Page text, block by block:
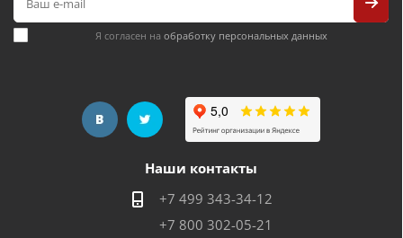
Я согласен на обработку персональных данных
Наши контакты
+7 499 343-34-12
+7 800 302-05-21